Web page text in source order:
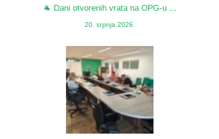
🐐 Dani otvorenih vrata na OPG-u ...
20. srpnja 2026.